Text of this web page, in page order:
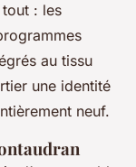
: les
au tissu
une identité
neuf.